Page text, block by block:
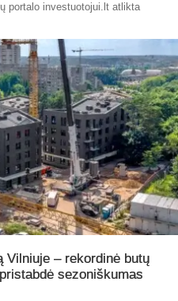
portalo investuotojui.lt atlikta
Vilniuje – rekordinė butų
sezoniškumas